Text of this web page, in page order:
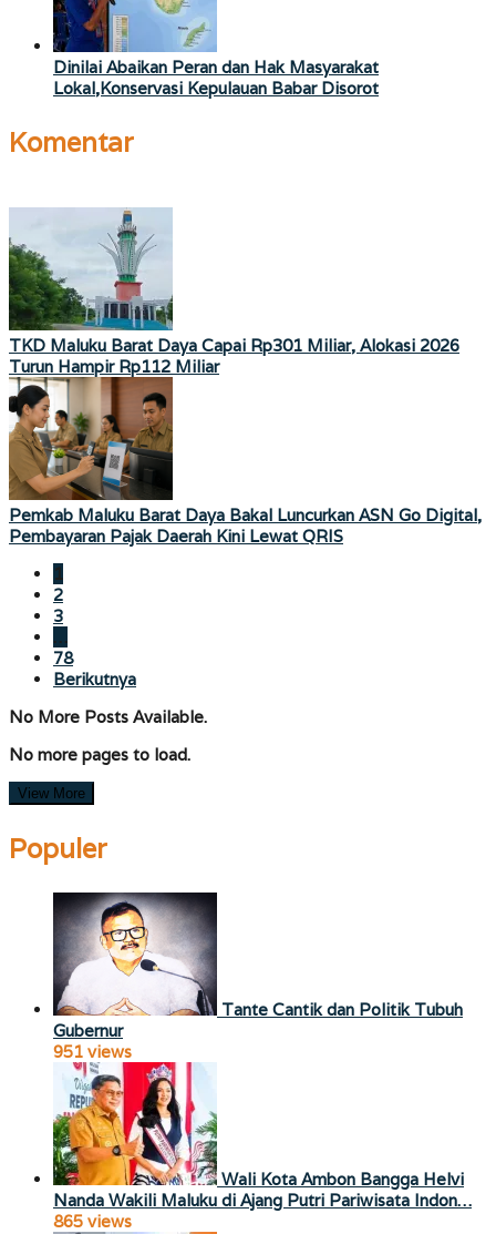
Dinilai Abaikan Peran dan Hak Masyarakat
Lokal,Konservasi Kepulauan Babar Disorot
Komentar
TKD Maluku Barat Daya Capai Rp301 Miliar, Alokasi 2026
Turun Hampir Rp112 Miliar
Pemkab Maluku Barat Daya Bakal Luncurkan ASN Go Digital,
Pembayaran Pajak Daerah Kini Lewat QRIS
1
2
3
…
78
Berikutnya
No More Posts Available.
No more pages to load.
View More
Populer
Tante Cantik dan Politik Tubuh
Gubernur
951 views
Wali Kota Ambon Bangga Helvi
Nanda Wakili Maluku di Ajang Putri Pariwisata Indon…
865 views